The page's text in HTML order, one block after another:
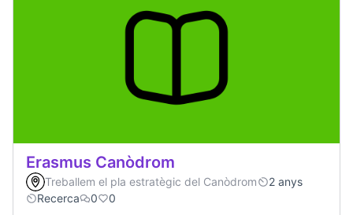
Erasmus Canòdrom
Treballem el pla estratègic del Canòdrom
2 anys
Recerca
0 0